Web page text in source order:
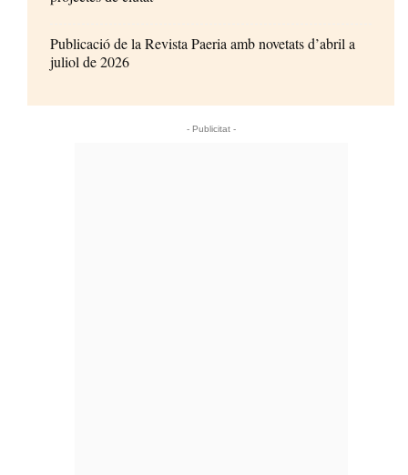
Publicació de la Revista Paeria amb novetats d’abril a
juliol de 2026
- Publicitat -